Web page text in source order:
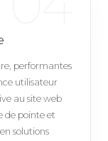
performantes
utilisateur
au site web
de pointe et
solutions